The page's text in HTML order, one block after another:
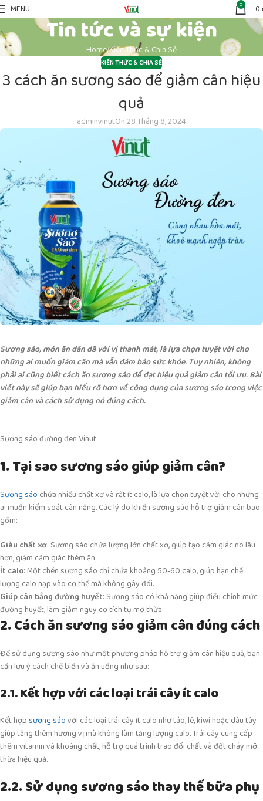
MENU 0 0
Tin tức và sự kiện
HomeKiến Thức & Chia Sẻ
KIẾN THỨC & CHIA SẺ
3 cách ăn sương sáo để giảm cân hiệu
quả
adminvinutOn 28 Tháng 8, 2024
Sương sáo, món ăn dân dã với vị thanh mát, là lựa chọn tuyệt vời cho
những ai muốn giảm cân mà vẫn đảm bảo sức khỏe. Tuy nhiên, không
phải ai cũng biết cách ăn sương sáo để đạt hiệu quả giảm cân tối ưu. Bài
viết này sẽ giúp bạn hiểu rõ hơn về công dụng của sương sáo trong việc
giảm cân và cách sử dụng nó đúng cách.
Sương sáo đường đen Vinut.
1. Tại sao sương sáo giúp giảm cân?
Sương sáo chứa nhiều chất xơ và rất ít calo, là lựa chọn tuyệt vời cho những
ai muốn kiểm soát cân nặng. Các lý do khiến sương sáo hỗ trợ giảm cân bao
gồm:
Giàu chất xơ: Sương sáo chứa lượng lớn chất xơ, giúp tạo cảm giác no lâu
hơn, giảm cảm giác thèm ăn.
Ít calo: Một chén sương sáo chỉ chứa khoảng 50-60 calo, giúp hạn chế
lượng calo nạp vào cơ thể mà không gây đói.
Giúp cân bằng đường huyết: Sương sáo có khả năng giúp điều chỉnh mức
đường huyết, làm giảm nguy cơ tích tụ mỡ thừa.
2. Cách ăn sương sáo giảm cân đúng cách
Để sử dụng sương sáo như một phương pháp hỗ trợ giảm cân hiệu quả, bạn
cần lưu ý cách chế biến và ăn uống như sau:
2.1. Kết hợp với các loại trái cây ít calo
Kết hợp sương sáovới các loại trái cây ít calo như táo, lê, kiwi hoặc dâu tây
giúp tăng thêm hương vị mà không làm tăng lượng calo. Trái cây cung cấp
thêm vitamin và khoáng chất, hỗ trợ quá trình trao đổi chất và đốt cháy mỡ
thừa hiệu quả.
2.2. Sử dụng sương sáo thay thế bữa phụ